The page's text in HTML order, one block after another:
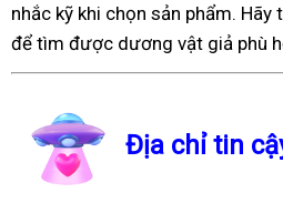
nhắc kỹ khi chọn sản phẩm.
để tìm được dương vật giả phù
Địa chỉ tin